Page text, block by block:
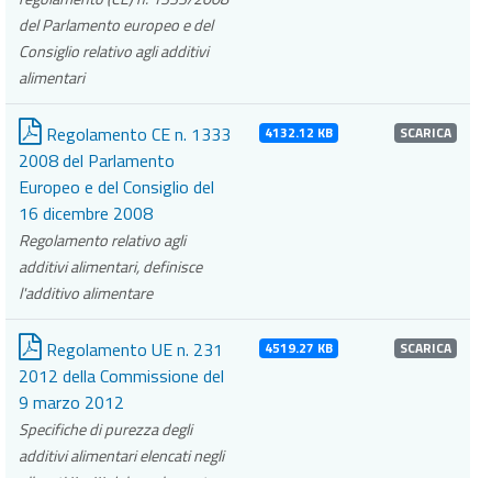
del Parlamento europeo e del
Consiglio relativo agli additivi
alimentari
Regolamento CE n. 1333
2008 del Parlamento
Europeo e del Consiglio del
16 dicembre 2008
Regolamento relativo agli
additivi alimentari, definisce
l'additivo alimentare
4132.12 KB SCARICA
Regolamento UE n. 231
2012 della Commissione del
9 marzo 2012
Specifiche di purezza degli
additivi alimentari elencati negli
4519.27 KB SCARICA